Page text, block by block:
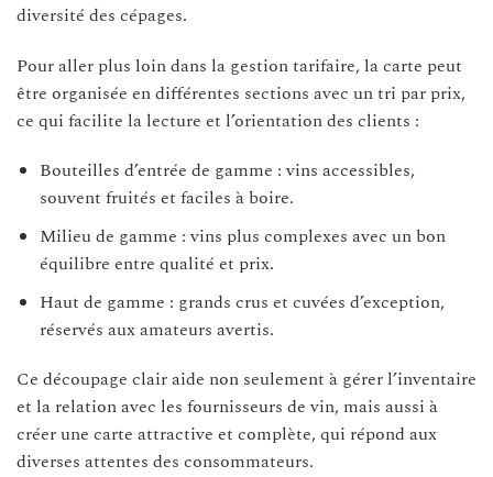
diversité des cépages.
Pour aller plus loin dans la gestion tarifaire, la carte peut
être organisée en différentes sections avec un tri par prix,
ce qui facilite la lecture et l’orientation des clients :
Bouteilles d’entrée de gamme : vins accessibles,
souvent fruités et faciles à boire.
Milieu de gamme : vins plus complexes avec un bon
équilibre entre qualité et prix.
Haut de gamme : grands crus et cuvées d’exception,
réservés aux amateurs avertis.
Ce découpage clair aide non seulement à gérer l’inventaire
et la relation avec les fournisseurs de vin, mais aussi à
créer une carte attractive et complète, qui répond aux
diverses attentes des consommateurs.